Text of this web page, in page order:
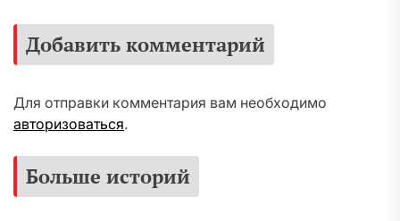
Добавить комментарий
Для отправки комментария вам необходимо
авторизоваться.
Больше историй